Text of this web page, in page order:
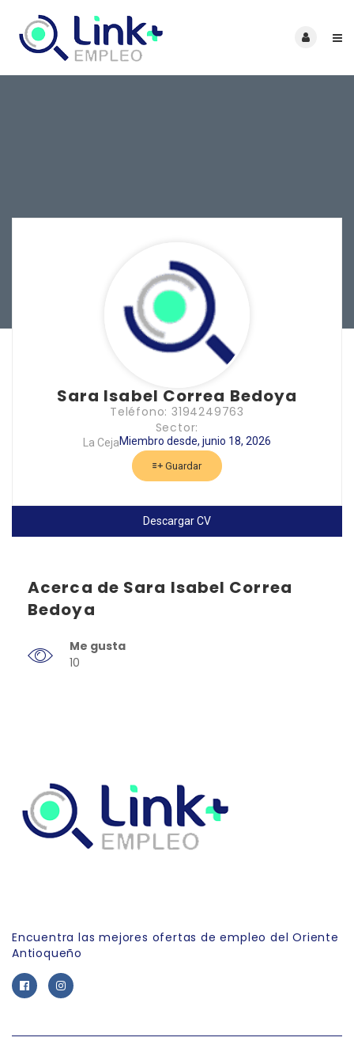
Sara Isabel Correa Bedoya
Teléfono: 3194249763
Sector:
La CejaMiembro desde, junio 18, 2026
Guardar
Descargar CV
Acerca de Sara Isabel Correa
Bedoya
Me gusta
10
Encuentra las mejores ofertas de empleo del Oriente
Antioqueño